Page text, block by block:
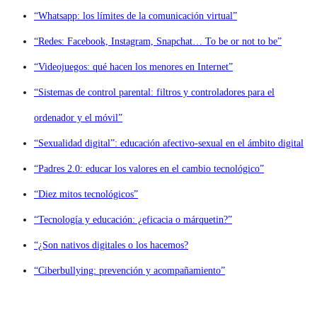
“Whatsapp: los límites de la comunicación virtual”
“Redes: Facebook, Instagram, Snapchat… To be or not to be”
“Videojuegos: qué hacen los menores en Internet”
“Sistemas de control parental: filtros y controladores para el
ordenador y el móvil”
“Sexualidad digital”: educación afectivo-sexual en el ámbito digital
“Padres 2.0: educar los valores en el cambio tecnológico”
“Diez mitos tecnológicos”
“Tecnología y educación: ¿eficacia o márquetin?”
“¿Son nativos digitales o los hacemos?
“Ciberbullying: prevención y acompañamiento”